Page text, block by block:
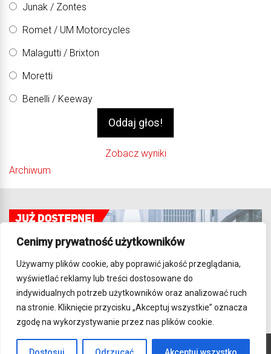
Cenimy prywatność użytkowników
Używamy plików cookie, aby poprawić jakość przeglądania,
wyświetlać reklamy lub treści dostosowane do
indywidualnych potrzeb użytkowników oraz analizować ruch
na stronie. Kliknięcie przycisku „Akceptuj wszystkie” oznacza
zgodę na wykorzystywanie przez nas plików cookie.
Junak / Zontes
Romet / UM Motorcycles
Malagutti / Brixton
Moretti
Benelli / Keeway
Zobacz wyniki
Archiwum